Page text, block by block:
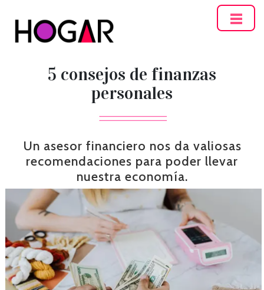
5 consejos de finanzas
personales
Un asesor financiero nos da valiosas
recomendaciones para poder llevar
nuestra economía.